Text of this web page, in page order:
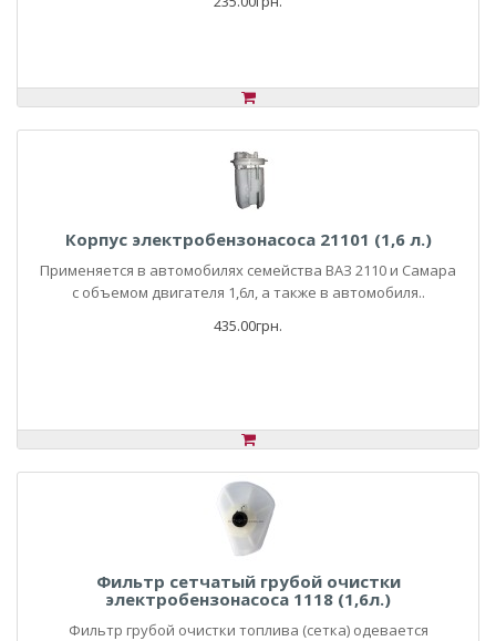
Корпус электробензонасоса 21101 (1,6 л.)
Применяется в автомобилях семейства ВАЗ 2110 и Самара
с объемом двигателя 1,6л, а также в автомобиля..
435.00грн.
Фильтр сетчатый грубой очистки
электробензонасоса 1118 (1,6л.)
Фильтр грубой очистки топлива (сетка) одевается